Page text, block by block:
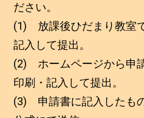
ださい。
(1) 放課後ひだまり教室
記入して提出。
(2) ホームページから申
印刷・記入して提出。
(3) 申請書に記入したも